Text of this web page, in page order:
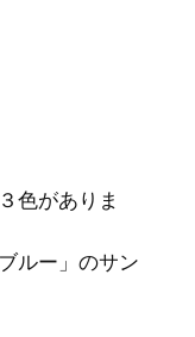
色がありま
ルー」のサン